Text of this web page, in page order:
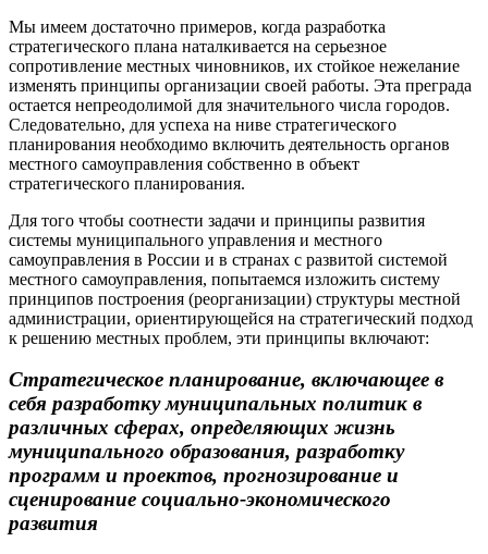
Мы имеем достаточно примеров, когда разработка
стратегического плана наталкивается на серьезное
сопротивление местных чиновников, их стойкое нежелание
изменять принципы организации своей работы. Эта преграда
остается непреодолимой для значительного числа городов.
Следовательно, для успеха на ниве стратегического
планирования необходимо включить деятельность органов
местного самоуправления собственно в объект
стратегического планирования.
Для того чтобы соотнести задачи и принципы развития
системы муниципального управления и местного
самоуправления в России и в странах с развитой системой
местного самоуправления, попытаемся изложить систему
принципов построения (реорганизации) структуры местной
администрации, ориентирующейся на стратегический подход
к решению местных проблем, эти принципы включают:
Стратегическое планирование, включающее в
себя разработку муниципальных политик в
различных сферах, определяющих жизнь
муниципального образования, разработку
программ и проектов, прогнозирование и
сценирование социально-экономического
развития